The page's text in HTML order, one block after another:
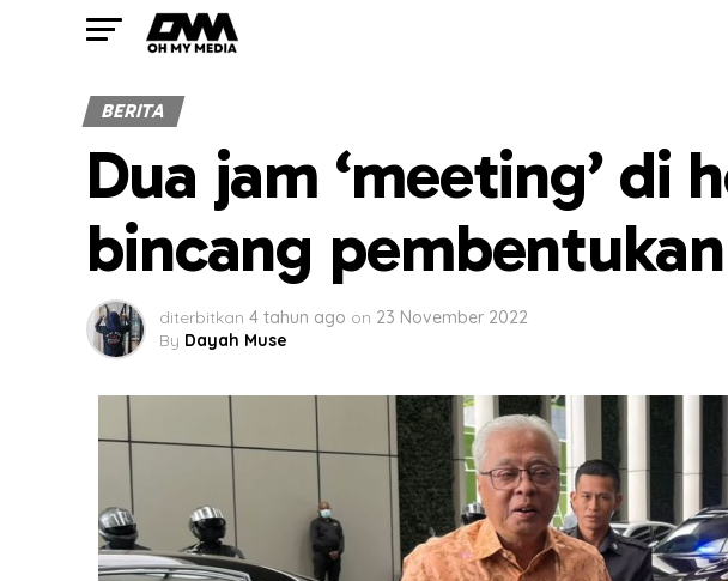
BERITA
Dua jam ‘meeting’ di
bincang
diterbitkan 4 tahun ago on 23 November 2022
By Dayah Muse